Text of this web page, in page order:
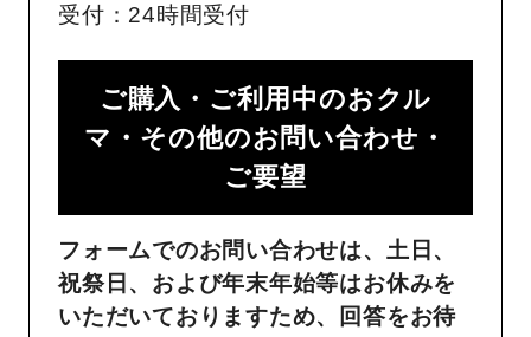
受付：24時間受付
ご購入・ご利用中のおクル
マ・その他のお問い合わせ・
ご要望​
フォームでのお問い合わせは、土日、
祝祭日、および年末年始等はお休みを
いただいておりますため、回答をお待